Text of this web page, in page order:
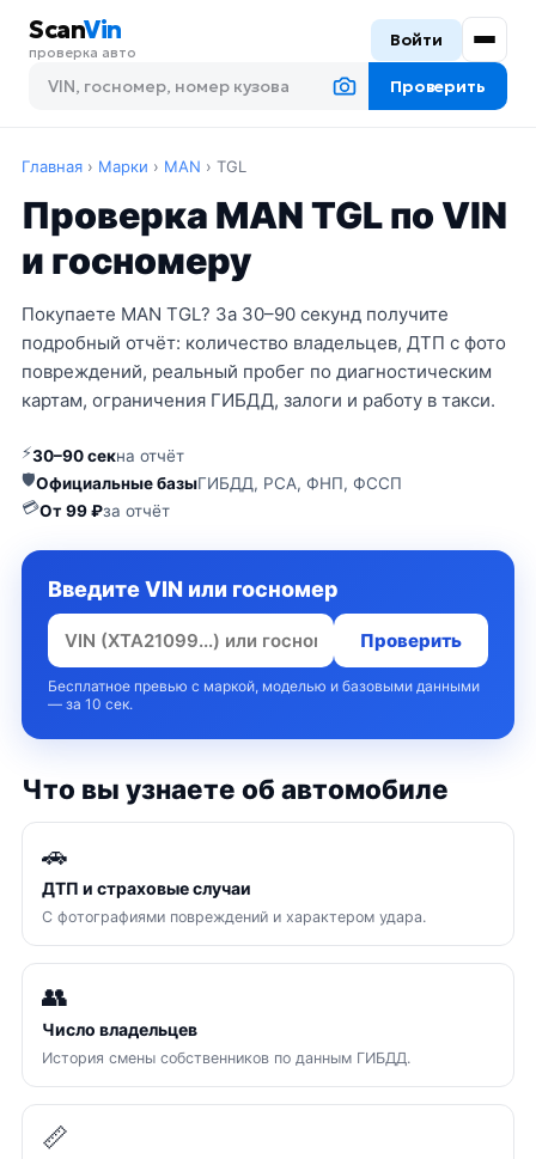
ScanVin
проверка авто
Проверить
Войти
Главная › Марки › MAN › TGL
Проверка MAN TGL по VIN
и госномеру
Покупаете MAN TGL? За 30–90 секунд получите
подробный отчёт: количество владельцев, ДТП с фото
повреждений, реальный пробег по диагностическим
картам, ограничения ГИБДД, залоги и работу в такси.
⚡30–90 секна отчёт
🛡Официальные базыГИБДД, РСА, ФНП, ФССП
💳От 99 ₽за отчёт
Введите VIN или госномер
Проверить
Бесплатное превью с маркой, моделью и базовыми данными
— за 10 сек.
Что вы узнаете об автомобиле
🚗
ДТП и страховые случаи
С фотографиями повреждений и характером удара.
👥
Число владельцев
История смены собственников по данным ГИБДД.
📏